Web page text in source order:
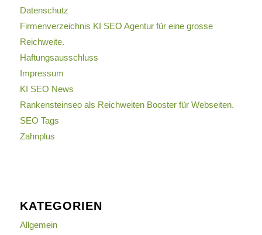
Datenschutz
Firmenverzeichnis KI SEO Agentur für eine grosse
Reichweite.
Haftungsausschluss
Impressum
KI SEO News
Rankensteinseo als Reichweiten Booster für Webseiten.
SEO Tags
Zahnplus
KATEGORIEN
Allgemein